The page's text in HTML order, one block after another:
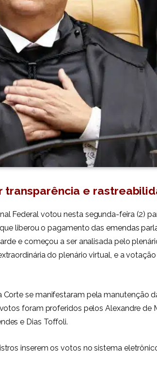
transparência e
Federal votou nesta segunda-feira (2)
liberou o pagamento dasemendas
e começou a ser analisada pelo
do plenário virtual, e a
Corte se manifestaram pela manutenção
foram proferidos pelos Alexandre de
e Dias Toffoli.
inserem os votos no sistema